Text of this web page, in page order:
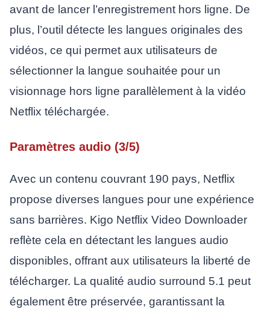
avant de lancer l’enregistrement hors ligne. De
plus, l’outil détecte les langues originales des
vidéos, ce qui permet aux utilisateurs de
sélectionner la langue souhaitée pour un
visionnage hors ligne parallèlement à la vidéo
Netflix téléchargée.
Paramètres audio (3/5)
Avec un contenu couvrant 190 pays, Netflix
propose diverses langues pour une expérience
sans barrières. Kigo Netflix Video Downloader
reflète cela en détectant les langues audio
disponibles, offrant aux utilisateurs la liberté de
télécharger. La qualité audio surround 5.1 peut
également être préservée, garantissant la